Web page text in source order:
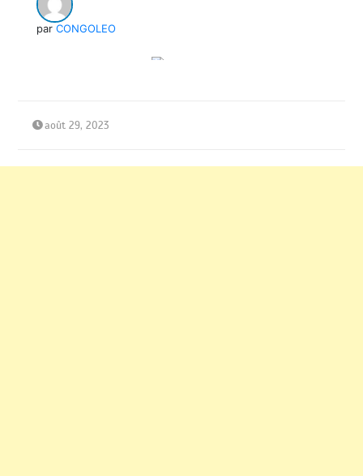
par CONGOLEO
août 29, 2023